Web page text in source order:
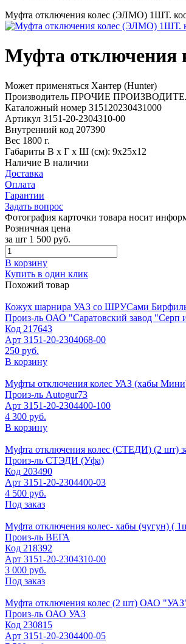
Муфта отключения колес (ЭЛМО) 1ШТ.
Муфта отключения
Может применяться Хантер (Hunter)
Производитель ПРОЧИЕ
Каталожный номер 315120230431000
Артикул 3151-20-2304310-00
Внутренний код 207390
Вес 1800 г.
Габариты В х Г х Ш (см): 9х25х12
Наличие В наличии
Доставка
Оплата
Гарантии
Задать вопрос
Фотография карточки товара носит
Розничная цена
за шт 1 500 руб.
В корзину
Купить в один клик
Похожий товар
Кожух шарнира УАЗ со ШРУСами
Произ-ль ОАО "Саратовский завод "Серп
Код 217643
Арт 3151-20-2304068-00
250 руб.
В корзину
Муфты отключения колес УАЗ (хабы
Произ-ль Autogur73
Арт 3151-20-2304400-100
4 300 руб.
В корзину
Муфта отключения колес (СТЕДИ) (2 шт)
Произ-ль СТЭДИ (Уфа)
Код 203490
Арт 3151-20-2304400-03
4 500 руб.
Под заказ
Муфта отключения колес- хабы (чугун) (
Произ-ль ВЕГА
Код 218392
Арт 3151-20-2304310-00
3 000 руб.
Под заказ
Муфта отключения колес (2 шт) ОАО
Произ-ль ОАО УАЗ
Код 230815
Арт 3151-20-2304400-05